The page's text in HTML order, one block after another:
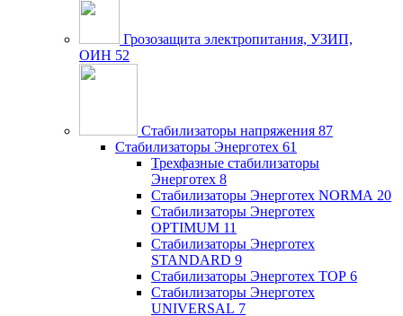
Грозозащита электропитания, УЗИП,
ОИН 52
Стабилизаторы напряжения 87
Стабилизаторы Энерготех 61
Трехфазные стабилизаторы
Энерготех 8
Стабилизаторы Энерготех NORMA 20
Стабилизаторы Энерготех
OPTIMUM 11
Стабилизаторы Энерготех
STANDARD 9
Стабилизаторы Энерготех TOP 6
Стабилизаторы Энерготех
UNIVERSAL 7